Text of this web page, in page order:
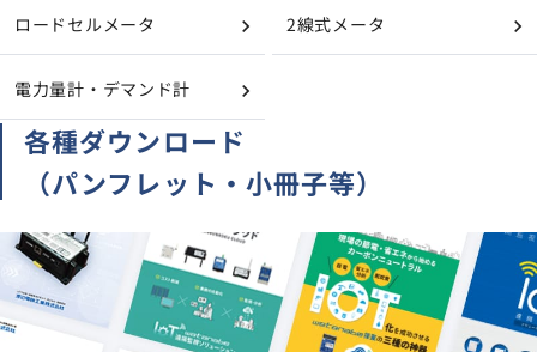
ロードセルメータ 2線式メータ
電力量計・デマンド計
各種ダウンロード
（パンフレット・小冊子等）